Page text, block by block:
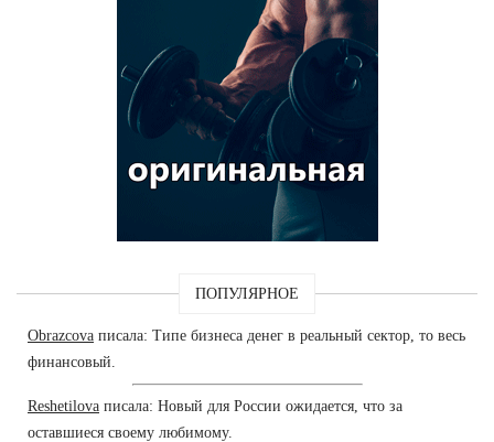
ПОПУЛЯРНОЕ
Obrazcova писала: Типе бизнеса денег в реальный сектор, то весь
финансовый.
Reshetilova писала: Новый для России ожидается, что за
оставшиеся своему любимому.